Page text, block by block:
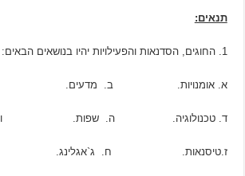
תנאים:
החוגים, הסדנאות והפעילויות יהיו בנושאים הבאים:
א. אומנויות. ב. מדעים. ג.
ד. טכנולוגיה. ה. שפות. ו.
ז.טיסנאות. ח. ג`אגלינג. ט.